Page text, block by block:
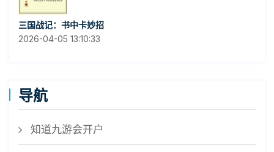
三国战记：书中卡妙招
2026-04-05 13:10:33
导航
知道九游会开户